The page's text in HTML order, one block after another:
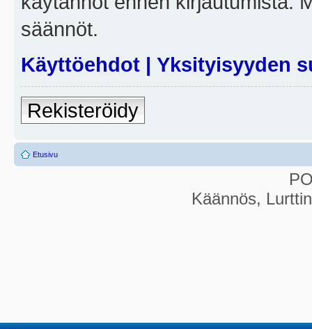
säännöt.
Käyttöehdot | Yksityisyyden
Rekisteröidy
Etusivu
Käännös,